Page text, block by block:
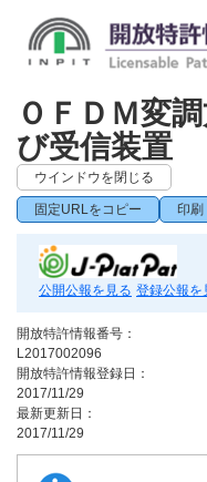
ＯＦＤＭ変
び受信装置
ウインドウを閉じる
固定URLをコピー 印刷
公開公報を見る 登録公報を
開放特許情報番号：
L2017002096
開放特許情報登録日：
2017/11/29
最新更新日：
2017/11/29